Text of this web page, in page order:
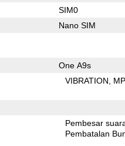
SIM0
Nano SIM
One A9s
VIBRATION
Pembesar
Pembatalan